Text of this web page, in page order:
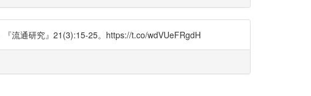
流通研究』21(3):15-25。https://t.co/wdVUeFRgdH